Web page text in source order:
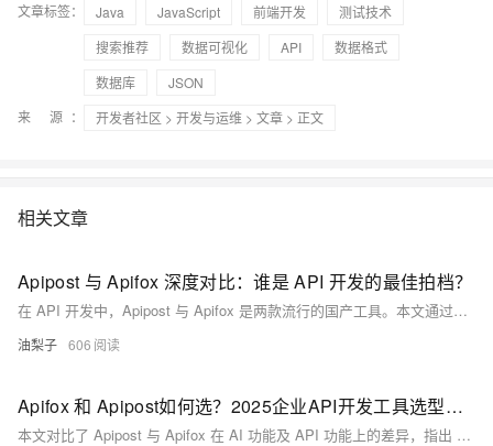
文章标签： Java JavaScript 前端开发
测试技术
搜索推荐
数据可视化 API
数据格式
数据库
JSON
来 源：
开发者社区 > 开发与运维 > 文章 > 正文
相关文章
Apipost 与 Apifox 深度对比：谁是 API 开发的最佳拍档？
在 API 开发中，Apipost 与 Apifox 是两款流行的国产工具。本文通过实际项目的对比发现，Apipost 在 AI 功能方面表现突出，如 AI 自动生成文档、测试用例、脚本等，显著提升开发效率。基础功能上，Apipost 也更全面，支持离线使用、OpenAPI 格式导出、多种协议及数据库字典导入，界面简洁易用，综合性能优于 Apifox。
油梨子 606
Apifox 和 Apipost如何选？2025企业API开发工具选型需求分析及建议
本文对比了 Apipost 与 Apifox 在 AI 功能及 API 功能上的差异，指出 Apipost 凭借 AI 一键补全文档、智能提取 API 文档、AI 断言、模拟测试数据、生成用例、参数更新、脚本生成、全局搜索等能力，显著提升开发效率与质量。同时，Apipost 在离线使用、一键分享、OpenAPI 格式支持、多协议适配、数据库导入、模拟数据、压测功能等基础 API 能力上亦全面领先。在AI时代的2025年，API + AI是Apipost将AI技术融合行业应用的最佳典范，这种趋势下，也说明Apipost 更能助力企业与开发者实现高效智能开发。